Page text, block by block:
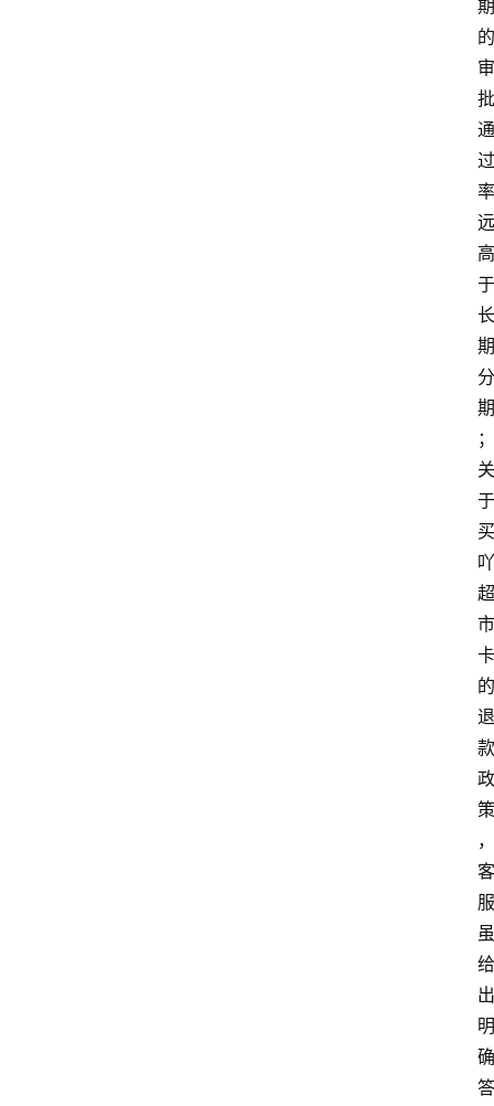
期
的
审
批
通
过
率
远
高
于
长
期
分
期
；
关
于
买
吖
超
市
卡
的
退
款
政
策
，
客
服
虽
给
出
明
确
答